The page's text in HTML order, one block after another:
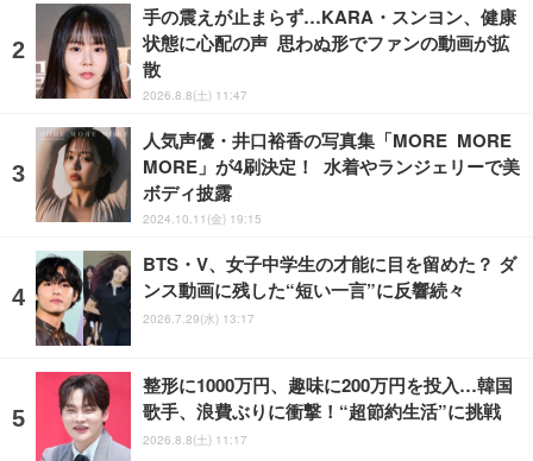
手の震えが止まらず…KARA・スンヨン、健康
状態に心配の声 思わぬ形でファンの動画が拡
散
2026.8.8(土) 11:47
人気声優・井口裕香の写真集「MORE MORE
MORE」が4刷決定！ 水着やランジェリーで美
ボディ披露
2024.10.11(金) 19:15
BTS・V、女子中学生の才能に目を留めた？ ダ
ンス動画に残した“短い一言”に反響続々
2026.7.29(水) 13:17
整形に1000万円、趣味に200万円を投入…韓国
歌手、浪費ぶりに衝撃！“超節約生活”に挑戦
2026.8.8(土) 11:17